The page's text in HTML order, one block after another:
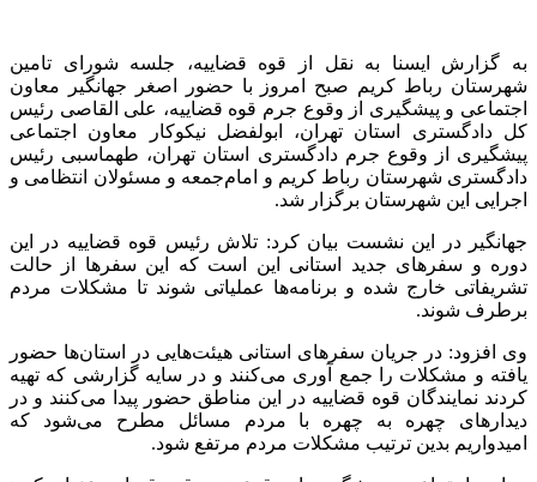
به گزارش ایسنا به نقل از قوه قضاییه، جلسه شورای تامین
شهرستان رباط کریم صبح امروز با حضور اصغر جهانگیر معاون
اجتماعی و پیشگیری از وقوع جرم قوه قضاییه، علی القاصی رئیس
کل دادگستری استان تهران، ابولفضل نیکوکار معاون اجتماعی
پیشگیری از وقوع جرم دادگستری استان تهران، طهماسبی رئیس
دادگستری شهرستان رباط کریم و امام‌جمعه و مسئولان انتظامی و
اجرایی این شهرستان برگزار شد.
جهانگیر در این نشست بیان کرد: تلاش رئیس قوه قضاییه در این
دوره و سفرهای جدید استانی این است که این سفرها از حالت
تشریفاتی خارج شده و برنامه‌ها عملیاتی شوند تا مشکلات مردم
برطرف شوند.
وی افزود: در جریان سفرهای استانی هیئت‌هایی در استان‌ها حضور
یافته و مشکلات را جمع آوری می‌کنند و در سایه گزارشی که تهیه
کردند نمایندگان قوه قضاییه در این مناطق حضور پیدا می‌کنند و در
دیدارهای چهره به چهره با مردم مسائل مطرح می‌شود که
امیدواریم بدین ترتیب مشکلات مردم مرتفع شود.